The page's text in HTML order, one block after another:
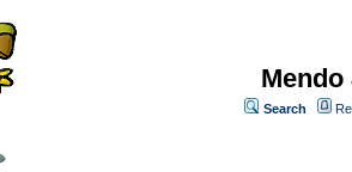
Search